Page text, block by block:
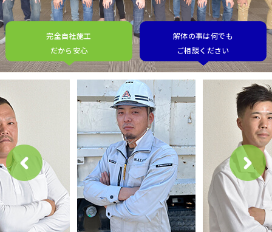
完全自社施工
だから安心
解体の事は何でも
ご相談ください